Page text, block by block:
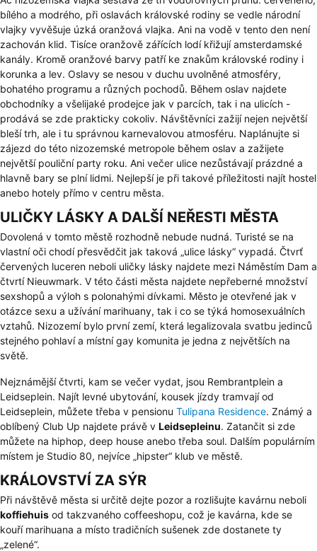
bílého a modrého, při oslavách královské rodiny se vedle národní
vlajky vyvěšuje úzká oranžová vlajka. Ani na vodě v tento den není
zachován klid. Tisíce oranžově zářících lodí křižují amsterdamské
kanály. Kromě oranžové barvy patří ke znakům královské rodiny i
korunka a lev. Oslavy se nesou v duchu uvolněné atmosféry,
bohatého programu a různých pochodů. Během oslav najdete
obchodníky a všelijaké prodejce jak v parcích, tak i na ulicích -
prodává se zde prakticky cokoliv. Návštěvníci zažijí nejen největší
bleší trh, ale i tu správnou karnevalovou atmosféru. Naplánujte si
zájezd do této nizozemské metropole během oslav a zažijete
největší pouliční party roku. Ani večer ulice nezůstávají prázdné a
hlavně bary se plní lidmi. Nejlepší je při takové příležitosti najít hostel
anebo hotely přímo v centru města.
ULIČKY LÁSKY A DALŠÍ NEŘESTI MĚSTA
Dovolená v tomto městě rozhodně nebude nudná. Turisté se na
vlastní oči chodí přesvědčit jak taková „ulice lásky“ vypadá. Čtvrť
červených luceren neboli uličky lásky najdete mezi Náměstím Dam a
čtvrtí Nieuwmark. V této části města najdete nepřeberné množství
sexshopů a výloh s polonahými dívkami. Město je otevřené jak v
otázce sexu a užívání marihuany, tak i co se týká homosexuálních
vztahů. Nizozemí bylo první zemí, která legalizovala svatbu jedinců
stejného pohlaví a místní gay komunita je jedna z největších na
světě.
Nejznámější čtvrti, kam se večer vydat, jsou Rembrantplein a
Leidseplein. Najít levné ubytování, kousek jízdy tramvají od
Leidseplein, můžete třeba v pensionu Tulipana Residence. Známý a
oblíbený Club Up najdete právě v Leidsepleinu. Zatančit si zde
můžete na hiphop, deep house anebo třeba soul. Dalším populárním
místem je Studio 80, nejvíce „hipster“ klub ve městě.
KRÁLOVSTVÍ ZA SÝR
Při návštěvě města si určitě dejte pozor a rozlišujte kavárnu neboli
koffiehuis od takzvaného coffeeshopu, což je kavárna, kde se
kouří marihuana a místo tradičních sušenek zde dostanete ty
„zelené“.